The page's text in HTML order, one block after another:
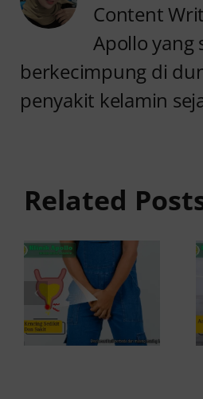
Content
Apollo yang
berkecimpung di
penyakit kelamin
Related
dan Sakit:
Penyebab
dan Cara
Mengatasinya